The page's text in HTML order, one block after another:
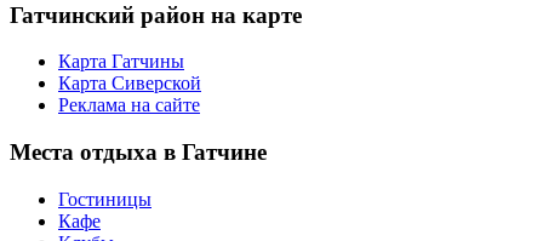
Гатчинский район на карте
Карта Гатчины
Карта Сиверской
Реклама на сайте
Места отдыха в Гатчине
Гостиницы
Кафе